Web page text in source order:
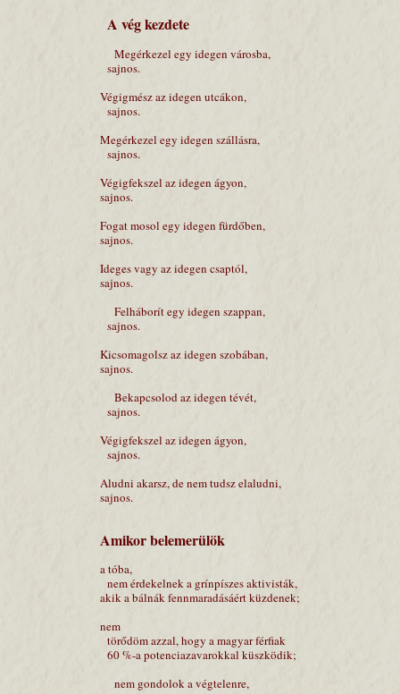
A vég kezdete
Megérkezel egy idegen városba,
sajnos.
Végigmész az idegen utcákon,
sajnos.
Megérkezel egy idegen szállásra,
sajnos.
Végigfekszel az idegen ágyon,
sajnos.
Fogat mosol egy idegen fürdőben,
sajnos.
Ideges vagy az idegen csaptól,
sajnos.
Felháborít egy idegen szappan,
sajnos.
Kicsomagolsz az idegen szobában,
sajnos.
Bekapcsolod az idegen tévét,
sajnos.
Végigfekszel az idegen ágyon,
sajnos.
Aludni akarsz, de nem tudsz elaludni,
sajnos.
Amikor belemerülök
a tóba,
nem érdekelnek a grínpíszes aktivisták,
akik a bálnák fennmaradásáért küzdenek;
nem
törődöm azzal, hogy a magyar férfiak
60 %-a potenciazavarokkal küszködik;
nem gondolok a végtelenre,